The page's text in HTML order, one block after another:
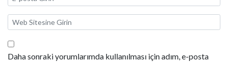
Daha sonraki yorumlarımda kullanılması için adım, e-posta